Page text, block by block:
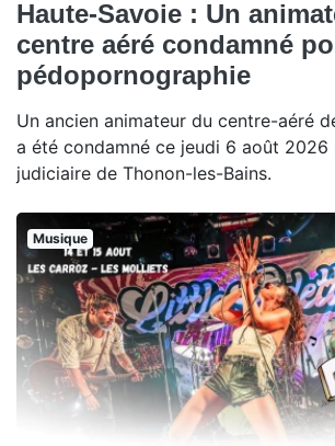
Haute-Savoie : Un
centre aéré condamné
pédopornographie
Un ancien animateur du centre-aéré
a été condamné ce jeudi 6 août 2026
judiciaire de Thonon-les-Bains.
Musique